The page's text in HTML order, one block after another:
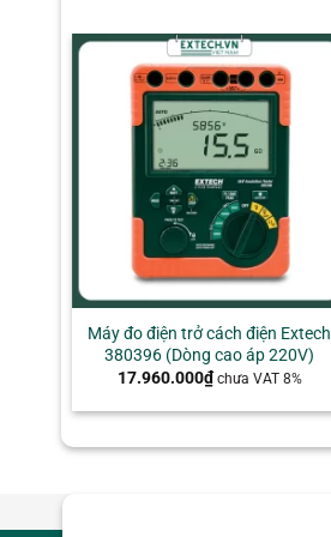
Máy đo điện trở cách điện Extech
380396 (Dòng cao áp 220V)
17.960.000₫ chưa VAT 8%